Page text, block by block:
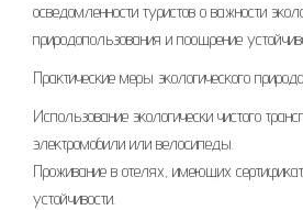
осведомленности туристов о важности
природопользования и поощрение
Практические меры экологического
Использование экологически чистого
электромобили или велосипеды.
Проживание в отелях, имеющих
устойчивости.